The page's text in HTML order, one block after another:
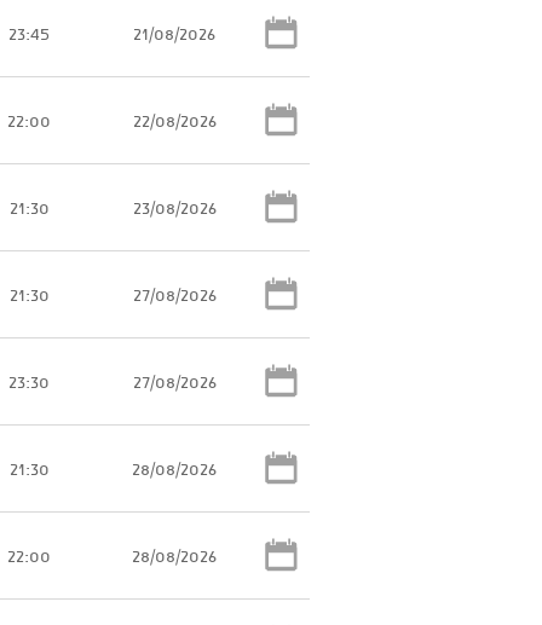
21/08/2026
23:45
22/08/2026
22:00
23/08/2026
21:30
27/08/2026
21:30
27/08/2026
23:30
28/08/2026
21:30
28/08/2026
22:00